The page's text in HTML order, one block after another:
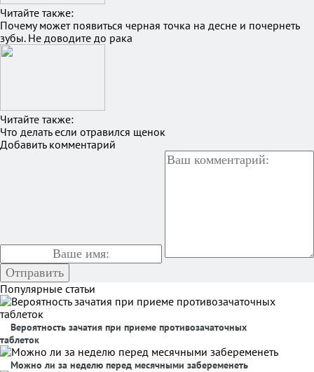
Читайте также:
Почему может появиться черная точка на десне и почернеть
зубы. Не доводите до рака
Читайте также:
Что делать если отравился щенок
Добавить комментарий
Популярные статьи
Вероятность зачатия при приеме противозачаточных
таблеток
Можно ли за неделю перед месячными забеременеть